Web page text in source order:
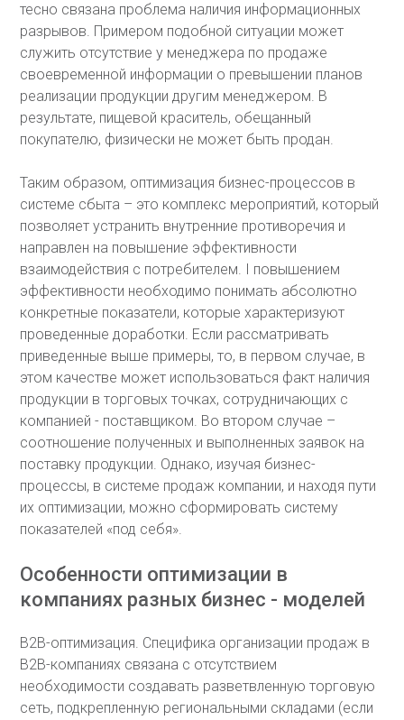
тесно связана проблема наличия информационных
разрывов. Примером подобной ситуации может
служить отсутствие у менеджера по продаже
своевременной информации о превышении планов
реализации продукции другим менеджером. В
результате, пищевой краситель, обещанный
покупателю, физически не может быть продан.
Таким образом, оптимизация бизнес-процессов в
системе сбыта – это комплекс мероприятий, который
позволяет устранить внутренние противоречия и
направлен на повышение эффективности
взаимодействия с потребителем. I повышением
эффективности необходимо понимать абсолютно
конкретные показатели, которые характеризуют
проведенные доработки. Если рассматривать
приведенные выше примеры, то, в первом случае, в
этом качестве может использоваться факт наличия
продукции в торговых точках, сотрудничающих с
компанией - поставщиком. Во втором случае –
соотношение полученных и выполненных заявок на
поставку продукции. Однако, изучая бизнес-
процессы, в системе продаж компании, и находя пути
их оптимизации, можно сформировать систему
показателей «под себя».
Особенности оптимизации в
компаниях разных бизнес - моделей
В2В-оптимизация. Специфика организации продаж в
В2В-компаниях связана с отсутствием
необходимости создавать разветвленную торговую
сеть, подкрепленную региональными складами (если